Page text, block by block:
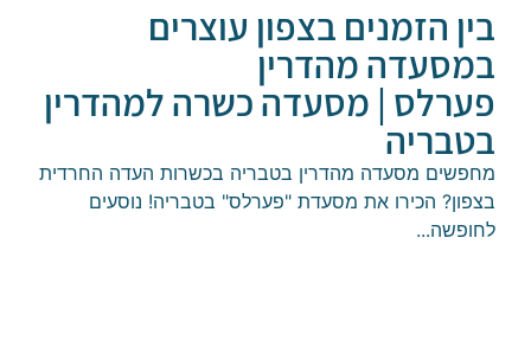
הזמנים בצפון עוצרים
מהדרין
| מסעדה כשרה למהדרין
מסעדה מהדרין בטבריה בכשרות העדה החרדית
הכירו את מסעדת "פערלס" בטבריה! ​נוסעים